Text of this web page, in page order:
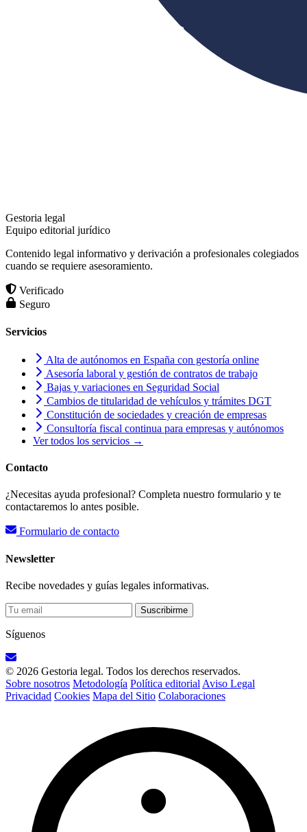
Gestoria legal
Equipo editorial jurídico
Contenido legal informativo y derivación a profesionales colegiados
cuando se requiere asesoramiento.
Verificado
Seguro
Servicios
Alta de autónomos en España con gestoría online
Asesoría laboral y gestión de contratos de trabajo
Bajas y variaciones en Seguridad Social
Cambios de titularidad de vehículos y trámites DGT
Constitución de sociedades y creación de empresas
Consultoría fiscal continua para empresas y autónomos
Ver todos los servicios →
Contacto
¿Necesitas ayuda profesional? Completa nuestro formulario y te
contactaremos lo antes posible.
Formulario de contacto
Newsletter
Recibe novedades y guías legales informativas.
Suscribirme
Síguenos
© 2026 Gestoria legal. Todos los derechos reservados.
Sobre nosotros Metodología Política editorial Aviso Legal
Privacidad Cookies Mapa del Sitio Colaboraciones